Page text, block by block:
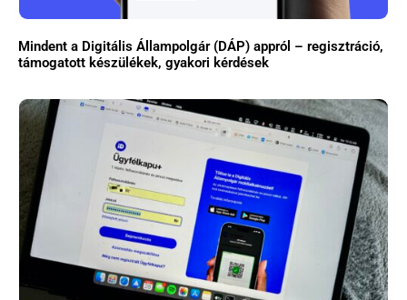
Mindent a Digitális Állampolgár (DÁP) appról – regisztráció,
támogatott készülékek, gyakori kérdések